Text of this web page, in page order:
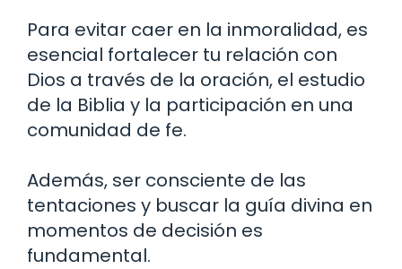
Para evitar caer en la inmoralidad, es
esencial fortalecer tu relación con
Dios a través de la oración, el estudio
de la Biblia y la participación en una
comunidad de fe.
Además, ser consciente de las
tentaciones y buscar la guía divina en
momentos de decisión es
fundamental.